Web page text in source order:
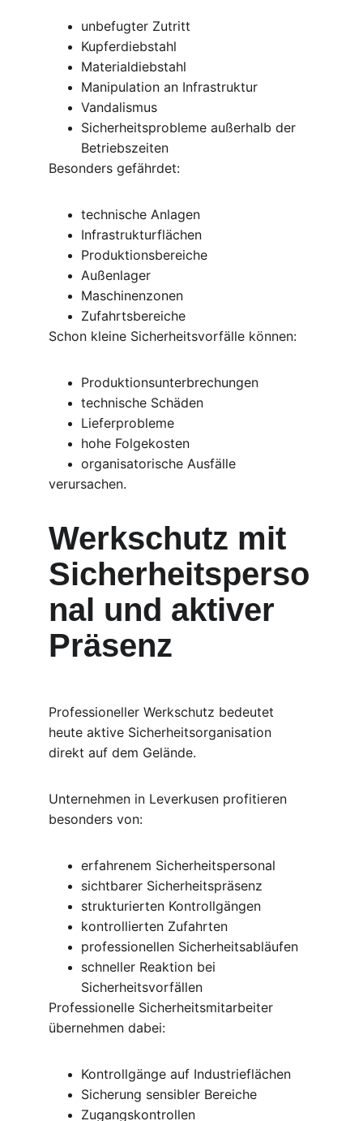
unbefugter Zutritt
Kupferdiebstahl
Materialdiebstahl
Manipulation an Infrastruktur
Vandalismus
Sicherheitsprobleme außerhalb der
Betriebszeiten
Besonders gefährdet:
technische Anlagen
Infrastrukturflächen
Produktionsbereiche
Außenlager
Maschinenzonen
Zufahrtsbereiche
Schon kleine Sicherheitsvorfälle können:
Produktionsunterbrechungen
technische Schäden
Lieferprobleme
hohe Folgekosten
organisatorische Ausfälle
verursachen.
Werkschutz mit
Sicherheitsperso
nal und aktiver
Präsenz
Professioneller Werkschutz bedeutet
heute aktive Sicherheitsorganisation
direkt auf dem Gelände.
Unternehmen in Leverkusen profitieren
besonders von:
erfahrenem Sicherheitspersonal
sichtbarer Sicherheitspräsenz
strukturierten Kontrollgängen
kontrollierten Zufahrten
professionellen Sicherheitsabläufen
schneller Reaktion bei
Sicherheitsvorfällen
Professionelle Sicherheitsmitarbeiter
übernehmen dabei:
Kontrollgänge auf Industrieflächen
Sicherung sensibler Bereiche
Zugangskontrollen